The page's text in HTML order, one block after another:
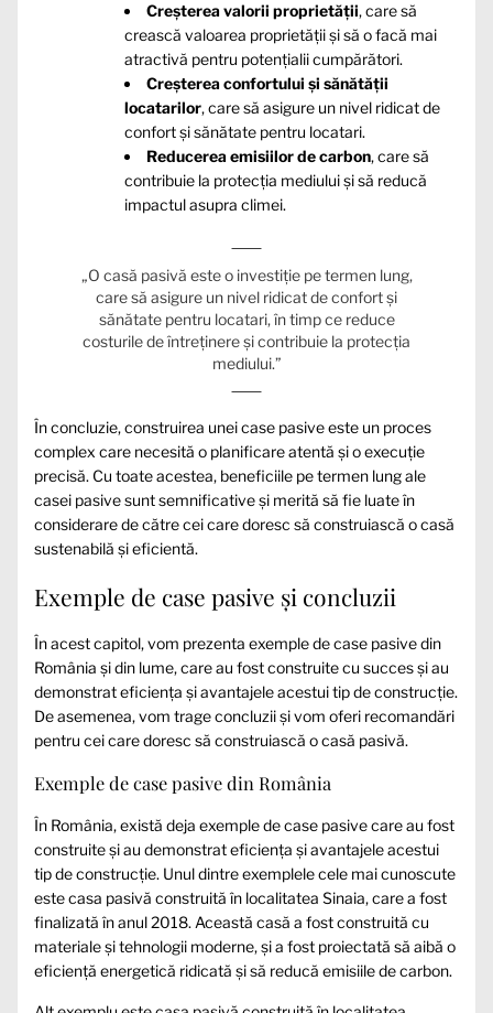
Creșterea valorii proprietății, care să
crească valoarea proprietății și să o facă mai
atractivă pentru potențialii cumpărători.
Creșterea confortului și sănătății
locatarilor, care să asigure un nivel ridicat de
confort și sănătate pentru locatari.
Reducerea emisiilor de carbon, care să
contribuie la protecția mediului și să reducă
impactul asupra climei.
„O casă pasivă este o investiție pe termen lung,
care să asigure un nivel ridicat de confort și
sănătate pentru locatari, în timp ce reduce
costurile de întreținere și contribuie la protecția
mediului.”
În concluzie, construirea unei case pasive este un proces
complex care necesită o planificare atentă și o execuție
precisă. Cu toate acestea, beneficiile pe termen lung ale
casei pasive sunt semnificative și merită să fie luate în
considerare de către cei care doresc să construiască o casă
sustenabilă și eficientă.
Exemple de case pasive și concluzii
În acest capitol, vom prezenta exemple de case pasive din
România și din lume, care au fost construite cu succes și au
demonstrat eficiența și avantajele acestui tip de construcție.
De asemenea, vom trage concluzii și vom oferi recomandări
pentru cei care doresc să construiască o casă pasivă.
Exemple de case pasive din România
În România, există deja exemple de case pasive care au fost
construite și au demonstrat eficiența și avantajele acestui
tip de construcție. Unul dintre exemplele cele mai cunoscute
este casa pasivă construită în localitatea Sinaia, care a fost
finalizată în anul 2018. Această casă a fost construită cu
materiale și tehnologii moderne, și a fost proiectată să aibă o
eficiență energetică ridicată și să reducă emisiile de carbon.